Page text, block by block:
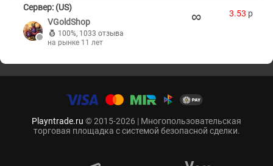
Сервер: (US)
VGoldShop
100%, 1033 отзыва
на рынке 11 лет
∞ 3.53 p
Playntrade.ru © 2015-2026 | Многопользовательская
торговая площадка с системой безопасной сделки.